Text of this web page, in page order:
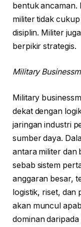
bentuk ancaman.
militer tidak
disiplin. Militer
berpikir strategis.
Military
Military
dekat dengan
jaringan industri
sumber daya.
antara militer dan
sebab sistem
anggaran besar,
logistik, riset, dan
akan muncul
dominan